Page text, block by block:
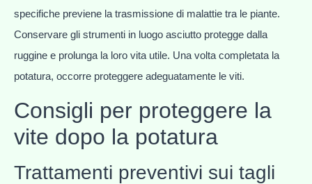
specifiche previene la trasmissione di malattie tra le piante.
Conservare gli strumenti in luogo asciutto protegge dalla
ruggine e prolunga la loro vita utile. Una volta completata la
potatura, occorre proteggere adeguatamente le viti.
Consigli per proteggere la
vite dopo la potatura
Trattamenti preventivi sui tagli